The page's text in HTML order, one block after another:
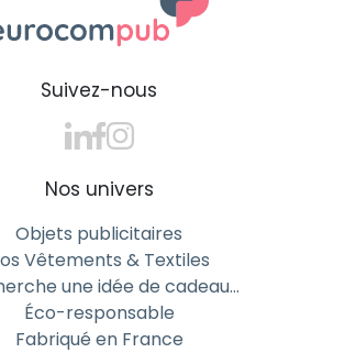
Suivez-nous
Nos univers
Objets publicitaires
Vêtements & Textiles
une idée de cadeau…
Éco-responsable
Fabriqué en France